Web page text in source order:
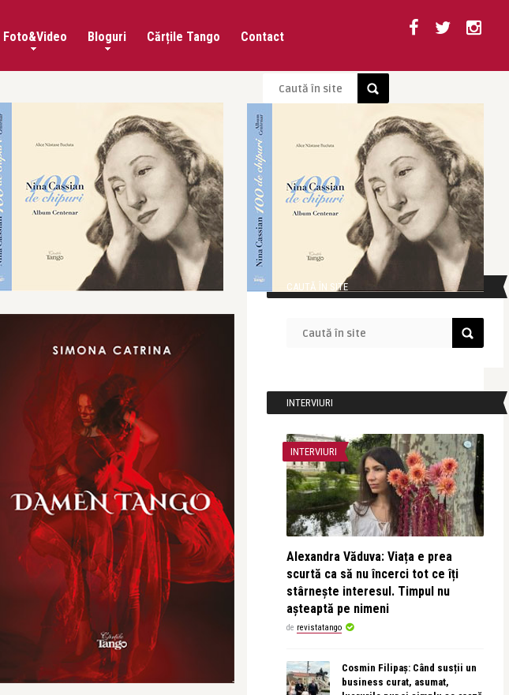
Foto&Video Bloguri Cărțile Tango Contact
CAUTĂ ÎN SITE
INTERVIURI
INTERVIURI
Alexandra Văduva: Viața e prea
scurtă ca să nu încerci tot ce îți
stârnește interesul. Timpul nu
așteaptă pe nimeni
de revistatango
Cosmin Filipaș: Când susții un
business curat, asumat,